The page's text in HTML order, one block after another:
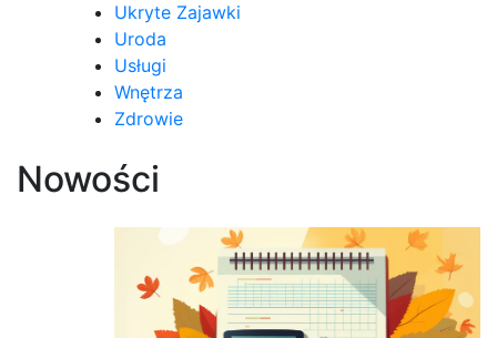
Ukryte Zajawki
Uroda
Usługi
Wnętrza
Zdrowie
Nowości